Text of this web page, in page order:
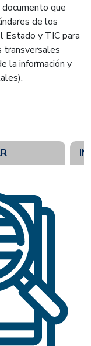
que
de los
Estado y TIC para
transversales
la información y